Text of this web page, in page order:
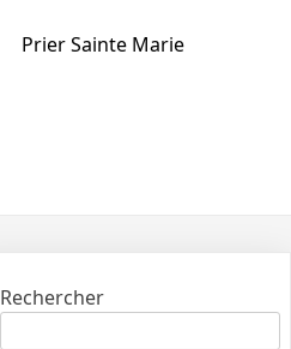
Prier Sainte Marie
Rechercher